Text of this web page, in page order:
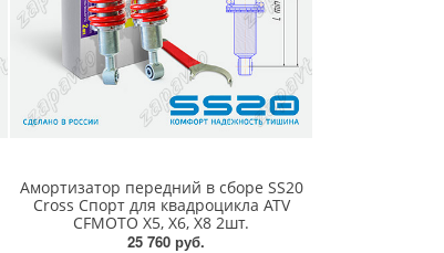
Амортизатор передний в сборе SS20
Cross Спорт для квадроцикла ATV
CFMOTO X5, X6, X8 2шт.
25 760 руб.